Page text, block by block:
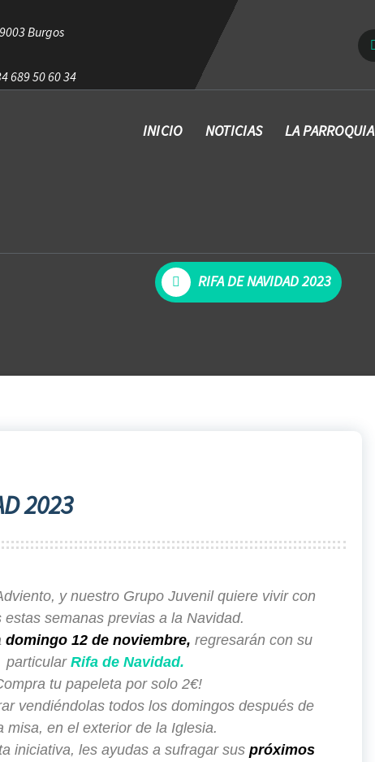
Burgos
689 50 60 34
INICIO NOTICIAS LA PARROQUIA
RIFA DE NAVIDAD 2023
2023
y nuestro Grupo Juvenil quiere vivir con
estas semanas previas a la Navidad.
domingo 12 de noviembre, regresarán con su
particular Rifa de Navidad.
tu papeleta por solo 2€!
vendiéndolas todos los domingos después de
misa, en el exterior de la Iglesia.
iniciativa, les ayudas a sufragar suspróximos